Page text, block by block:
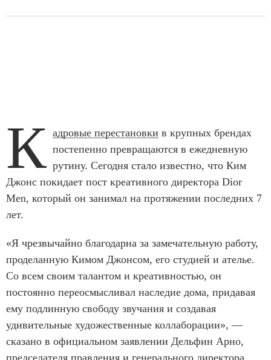
К адровые перестановки в крупных брендах
постепенно превращаются в ежедневную
рутину. Сегодня стало известно, что Ким
Джонс покидает пост креативного директора Dior
Men, который он занимал на протяжении последних 7
лет.
«Я чрезвычайно благодарна за замечательную работу,
проделанную Кимом Джонсом, его студией и ателье.
Со всем своим талантом и креативностью, он
постоянно переосмысливал наследие дома, придавая
ему подлинную свободу звучания и создавая
удивительные художественные коллаборации», —
сказано в официальном заявлении Дельфин Арно,